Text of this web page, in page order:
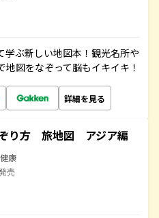
学ぶ新しい地図本！観光名所や
図をなぞって脳もイキイキ！
詳細を見る
り方 旅地図 アジア編
康
売